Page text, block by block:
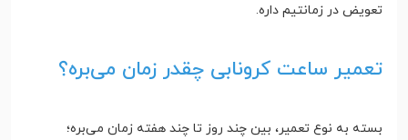
تعویض در زمانتیم داره.
تعمیر ساعت کرونابی چقدر زمان می‌بره؟
بسته به نوع تعمیر، بین چند روز تا چند هفته زمان می‌بره؛